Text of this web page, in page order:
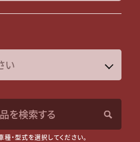
を検索する
・型式を選択してください。